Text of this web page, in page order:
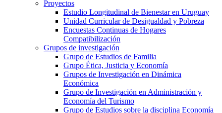
Proyectos
Estudio Longitudinal de Bienestar en Uruguay
Unidad Curricular de Desigualdad y Pobreza
Encuestas Continuas de Hogares
Compatibilización
Grupos de investigación
Grupo de Estudios de Familia
Grupo Ética, Justicia y Economía
Grupos de Investigación en Dinámica
Económica
Grupo de Investigación en Administración y
Economía del Turismo
Grupo de Estudios sobre la disciplina Economía